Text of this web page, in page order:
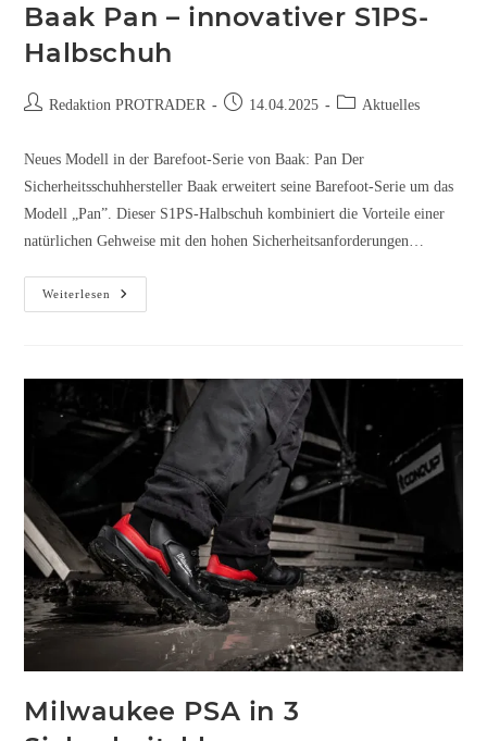
Baak Pan – innovativer S1PS-
Halbschuh
Redaktion PROTRADER 14.04.2025 Aktuelles
Neues Modell in der Barefoot-Serie von Baak: Pan Der
Sicherheitsschuhhersteller Baak erweitert seine Barefoot-Serie um das
Modell „Pan”. Dieser S1PS-Halbschuh kombiniert die Vorteile einer
natürlichen Gehweise mit den hohen Sicherheitsanforderungen…
Weiterlesen
Milwaukee PSA in 3